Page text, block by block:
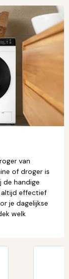
van
of droger is
de handige
altijd effectief
je dagelijkse
welk